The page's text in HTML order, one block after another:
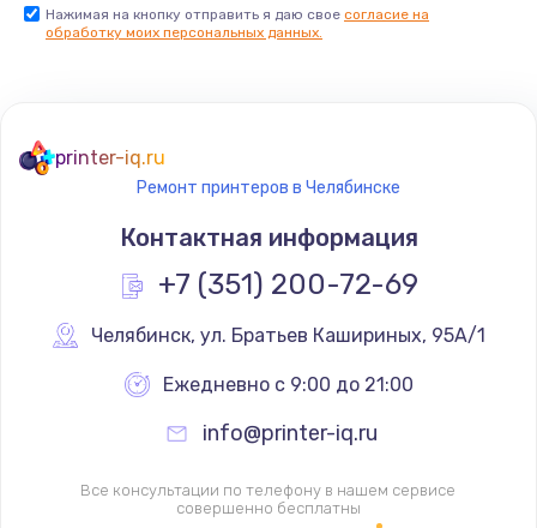
Заказать
Замена термостата
1200 руб.
Заказать
Замена реле
700 руб.
Нажимая на кнопку отправить я даю свое согласие на
обработку моих персональных данных.
printer-iq.ru
Ремонт принтеров в Челябинске
Контактная информация
+7 (351) 200-72-69
Челябинск, ул. Братьев Кашириных, 95А/1
Ежедневно с 9:00 до 21:00
info@printer-iq.ru
Все консультации по телефону в нашем сервисе
совершенно бесплатны